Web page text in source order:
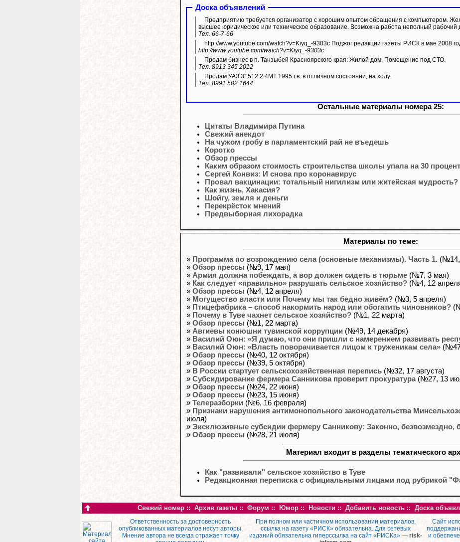
Доска объявлений
Предприятию требуется организатор с хорошим опытом обращения с компьютером.
высшее юридическое или техническое образование. Возможна работа неполный рабочий
Тел. 66-7-66
http://www.youtube.com/watch?v=Kiyq_-9303c Поджог редакции газеты РИСК в мае 2008
http://www.youtube.com/watch?v=Kiyq_-9303c
Продам бизнес в п. Танзыбей Красноярского края: Жилой дом, Помещение под СТО.
Тел. 8913 345 2012
Продам УАЗ 31512 2.4МТ 1995 г.в. в отличном состоянии, на ходу.
Тел. 8991 502 1644
Остальные материалы номера 25:
Цитаты Владимира Путина
Свежий анекдот
На чужом гробу в парламентский рай не въедешь
Коротко
Обзор прессы
Каким образом стоимость строительства школы упала на 30
Сергей Конвиз: И снова про коронавирус
Провал вакцинации: тотальный нигилизм или житейская мудрость?
Как жизнь, Хакасия?
Шойгу, земля и деньги
Перекрёсток мнений
Предвыборная лихорадка
Материалы по теме:
» Программа по возрождению села (основные механизмы). Часть 1. (№14,
» Обзор прессы (№9, 17 мая)
» Армия должна побеждать, а вор должен сидеть в тюрьме (№7, 3 мая)
» Как следует «правильно» разрушать сельское хозяйство? (№4, 12
» Обзор прессы (№4, 12 апреля)
» Могущество власти или Почему мы так бедно живём? (№3, 5 апреля)
» Птицефабрика – способ накормить народ или обогатить чиновников?
» Почему в Туве чахнет сельское хозяйство? (№1, 22 марта)
» Обзор прессы (№1, 22 марта)
» Авгиевы конюшни тувинской коррупции (№49, 14 декабря)
» Василий Оюн: «Я думаю, что они пришли с намерением развивать
» Василий Оюн: «Власть поворачивается лицом к труженикам села»
» Обзор прессы (№40, 12 октября)
» Обзор прессы (№39, 5 октября)
» В России стартует сельскохозяйственная перепись (№32, 17 августа)
» Субсидирование фермера Санникова проверит прокуратура(№27, 13
» Обзор прессы (№24, 22 июня)
» Обзор прессы (№23, 15 июня)
» Телеразборки (№6, 16 февраля)
» Признаки нарушения антимонопольного законодательства
июля)
» Эксклюзивные субсидии фермеру Санникову: Законно, безвозмездно,
» Обзор прессы (№28, 21 июля)
Материал входит в разделы тематического
Как "развивали" сельское хозяйство в Туве
Редакционная переписка с официальными лицами под рубрикой
Свежий номер :: Архив газеты :: Форум :: Юмор :: Новости :: Добавить новость :: Доска
Ответственность за достоверность
опубликованных материалов несут авторы.
Мнение автора не всегда отражает точку
При полном или частичном использовании материалов,
ссылка на газету «РИСК» обязательна. Для сетевых
изданий обязательна гиперссылка на сайт «РИСКа» — risk-
Сайт
и